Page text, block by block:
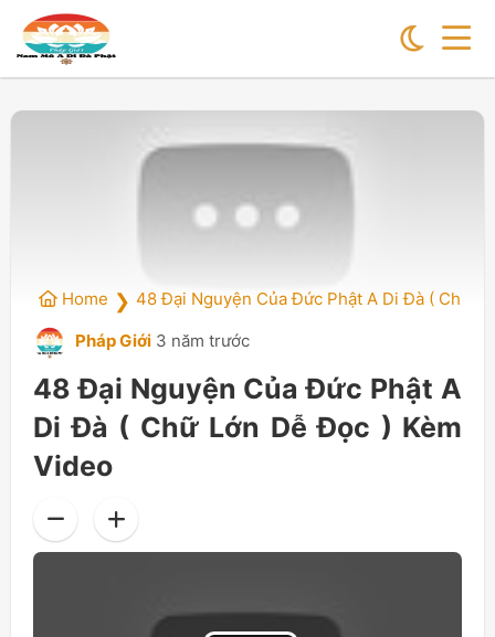
Home ❯ 48 Đại Nguyện Của Đức Phật A Di Đà ( Chữ
Pháp Giới 3 năm trước
48 Đại Nguyện Của Đức Phật A
Di Đà ( Chữ Lớn Dễ Đọc ) Kèm
Video